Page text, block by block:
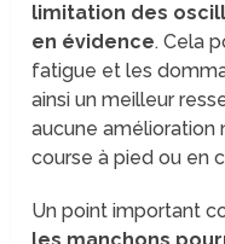
limitation des
en évidence. Cela
fatigue et les
ainsi un meilleur
aucune
course à pied ou en
Un point important